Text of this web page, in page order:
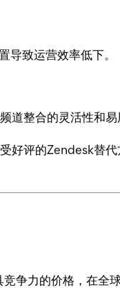
致运营效率低下。
整合的灵活性和易
好评的Zendesk替
争力的价格，在全